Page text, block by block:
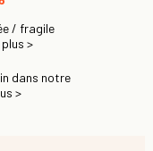
/ fragile
>
dans notre
>